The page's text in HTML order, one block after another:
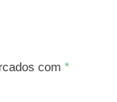
com *